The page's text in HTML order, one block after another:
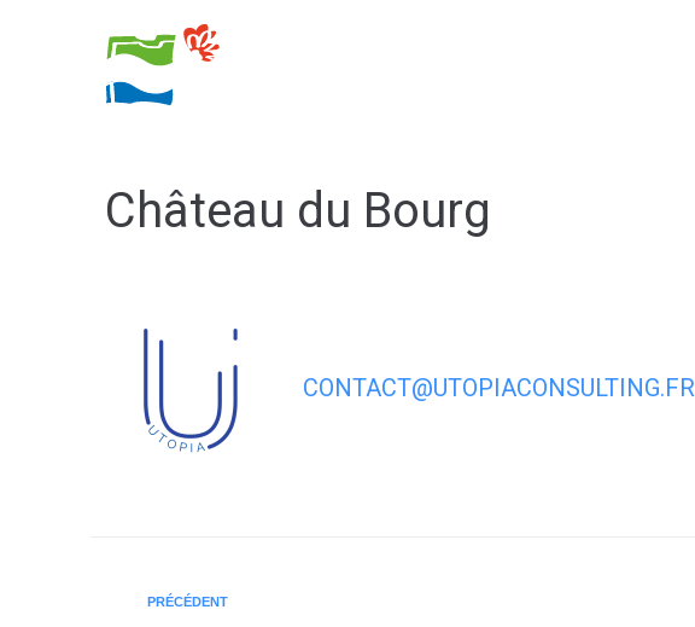
Château du Bourg
CONTACT@UTOPIACONSULTING.FR
PRÉCÉDENT